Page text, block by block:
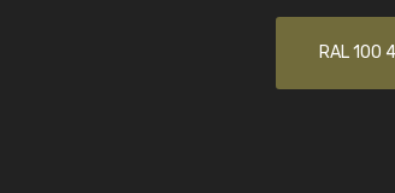
RAL 100